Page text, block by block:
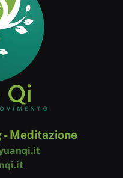
- Meditazione